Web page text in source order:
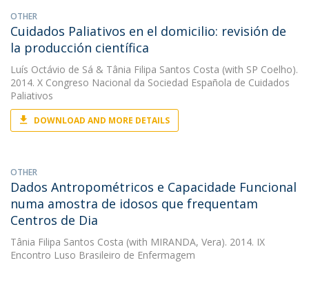
OTHER
Cuidados Paliativos en el domicilio: revisión de
la producción científica
Luís Octávio de Sá & Tânia Filipa Santos Costa (with SP Coelho).
2014. X Congreso Nacional da Sociedad Española de Cuidados
Paliativos
DOWNLOAD AND MORE DETAILS
OTHER
Dados Antropométricos e Capacidade Funcional
numa amostra de idosos que frequentam
Centros de Dia
Tânia Filipa Santos Costa (with MIRANDA, Vera). 2014. IX
Encontro Luso Brasileiro de Enfermagem